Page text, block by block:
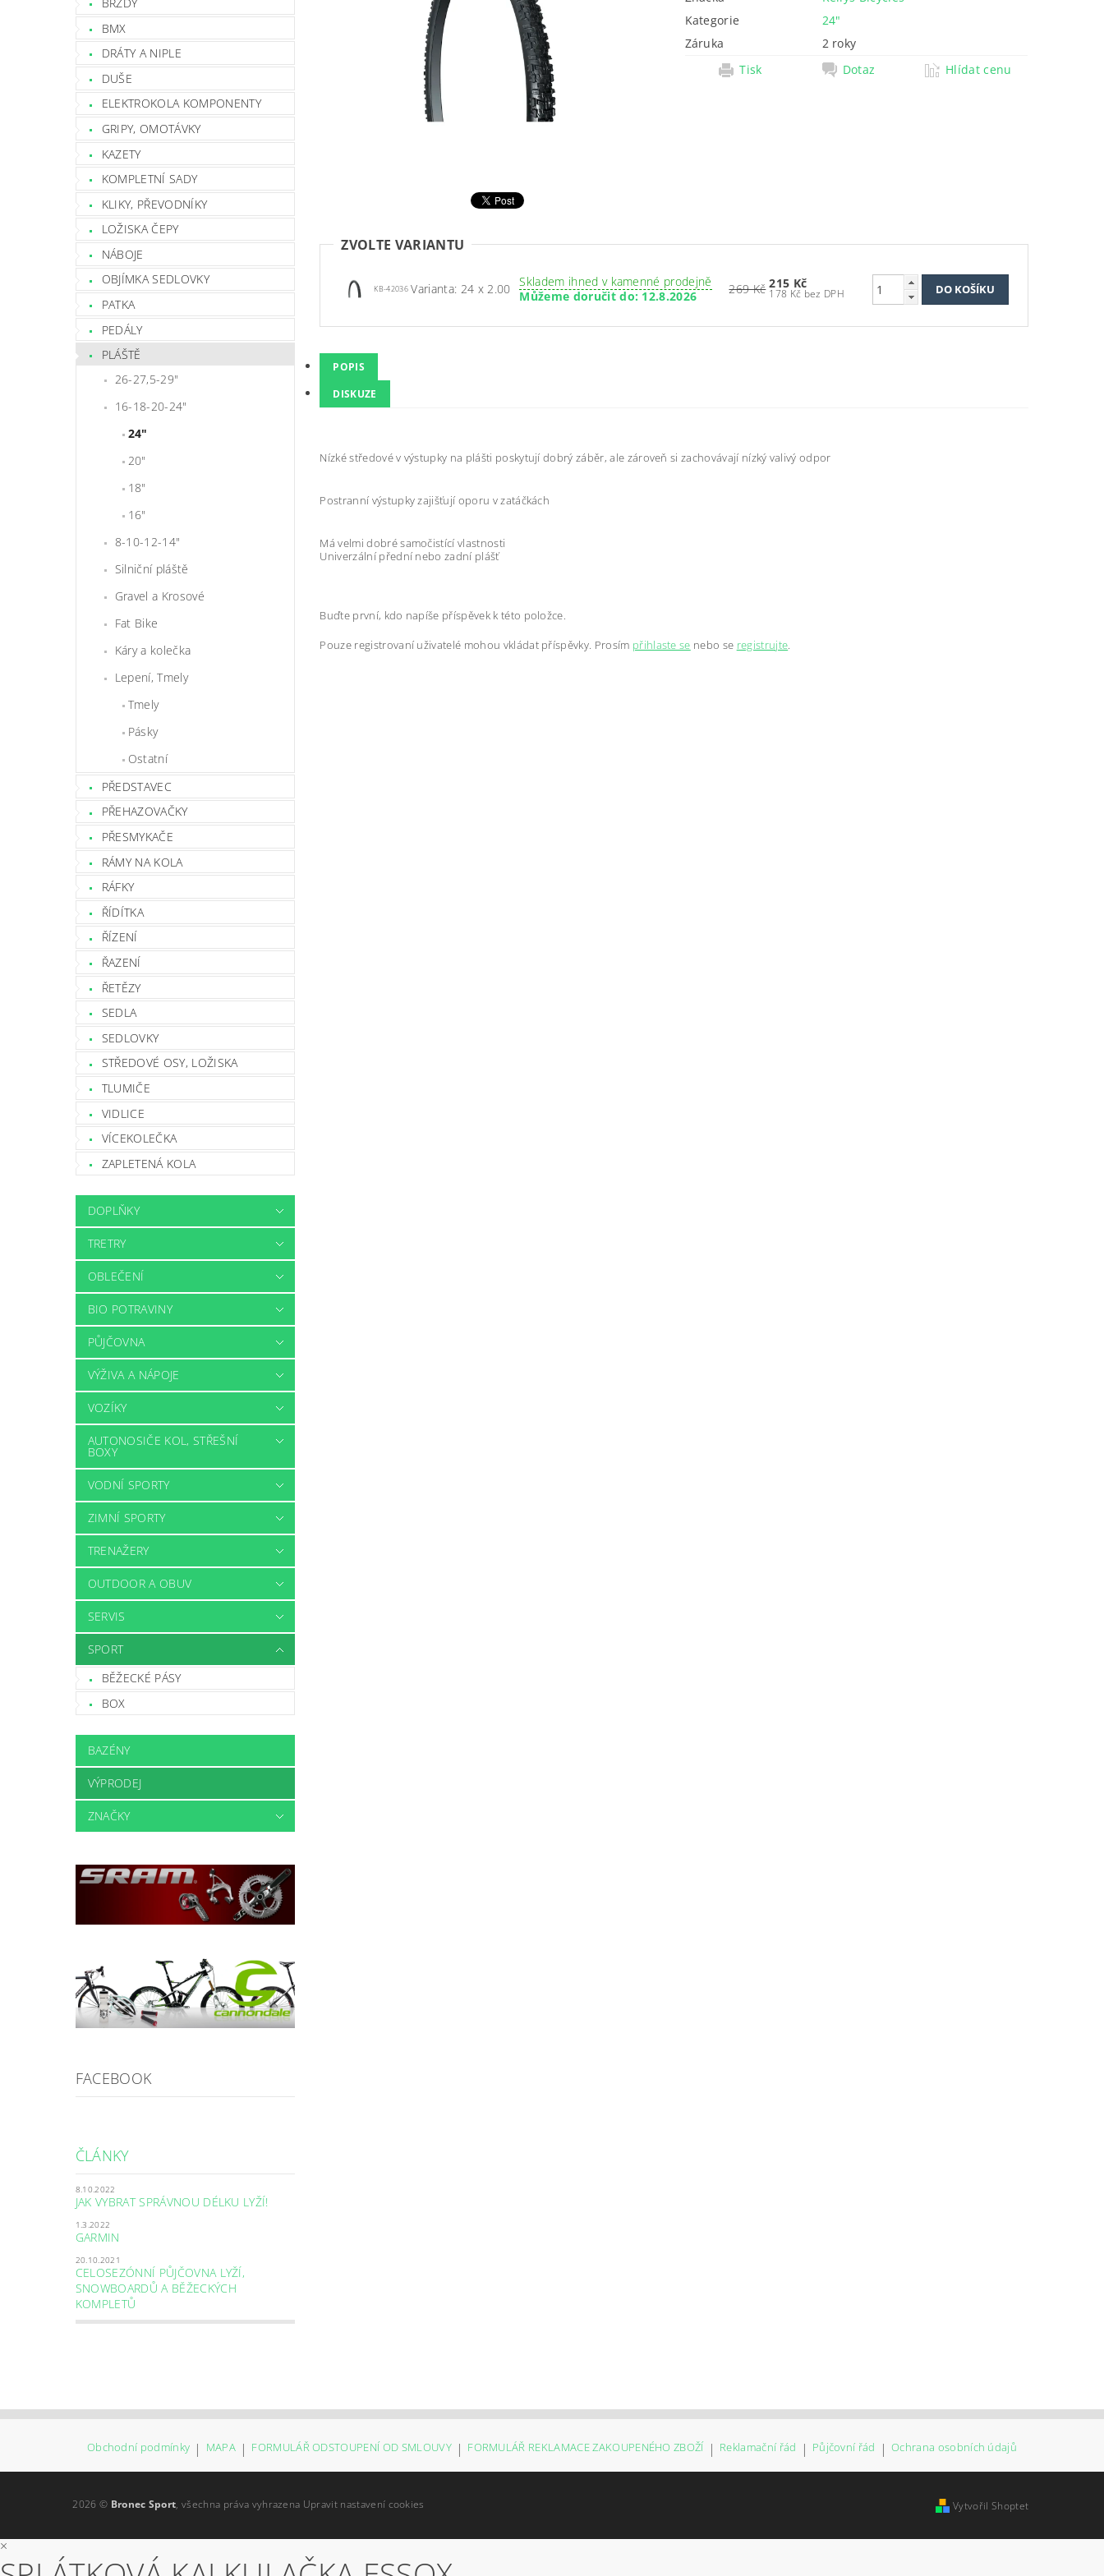
BMX
DRÁTY A NIPLE
DUŠE
ELEKTROKOLA KOMPONENTY
GRIPY, OMOTÁVKY
KAZETY
KOMPLETNÍ SADY
KLIKY, PŘEVODNÍKY
LOŽISKA ČEPY
NÁBOJE
OBJÍMKA SEDLOVKY
PATKA
PEDÁLY
PLÁŠTĚ
26-27,5-29"
16-18-20-24"
24"
20"
18"
16"
8-10-12-14"
Silniční pláště
Gravel a Krosové
Fat Bike
Káry a kolečka
Lepení, Tmely
Tmely
Pásky
Ostatní
PŘEDSTAVEC
PŘEHAZOVAČKY
PŘESMYKAČE
RÁMY NA KOLA
RÁFKY
ŘÍDÍTKA
ŘÍZENÍ
ŘAZENÍ
ŘETĚZY
SEDLA
SEDLOVKY
STŘEDOVÉ OSY, LOŽISKA
TLUMIČE
VIDLICE
VÍCEKOLEČKA
ZAPLETENÁ KOLA
DOPLŇKY
TRETRY
OBLEČENÍ
BIO POTRAVINY
PŮJČOVNA
VÝŽIVA A NÁPOJE
VOZÍKY
AUTONOSIČE KOL, STŘEŠNÍ
BOXY
VODNÍ SPORTY
ZIMNÍ SPORTY
TRENAŽERY
OUTDOOR A OBUV
SERVIS
SPORT
BĚŽECKÉ PÁSY
BOX
BAZÉNY
VÝPRODEJ
ZNAČKY
FACEBOOK
ČLÁNKY
8.10.2022
JAK VYBRAT SPRÁVNOU DÉLKU LYŽÍ!
1.3.2022
GARMIN
20.10.2021
CELOSEZÓNNÍ PŮJČOVNA LYŽÍ,
SNOWBOARDŮ A BĚŽECKÝCH
KOMPLETŮ
Kategorie
24"
Záruka
2 roky
Tisk
Dotaz Hlídat cenu
ZVOLTE VARIANTU
KB-42036 Varianta: 24 x 2.00
Skladem ihned v kamenné prodejně
Můžeme doručit do: 12.8.2026
269 Kč 215 Kč
178 Kč bez DPH
POPIS
DISKUZE
Nízké středové v výstupky na plášti poskytují dobrý záběr, ale zároveň si zachovávají nízký valivý odpor
Postranní výstupky zajišťují oporu v zatáčkách
Má velmi dobré samočistící vlastnosti
Univerzální přední nebo zadní plášť
Buďte první, kdo napíše příspěvek k této položce.
Pouze registrovaní uživatelé mohou vkládat příspěvky. Prosím přihlaste se nebo se registrujte
Obchodní podmínky | MAPA | FORMULÁŘ ODSTOUPENÍ OD SMLOUVY | FORMULÁŘ REKLAMACE ZAKOUPENÉHO ZBOŽÍ | Reklamační řád | Půjčovní řád | Ochrana osobních údajů
2026 © Bronec Sport, všechna práva vyhrazena Upravit nastavení cookies Vytvořil Shoptet
×